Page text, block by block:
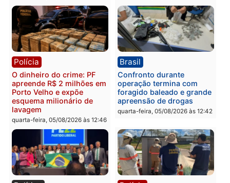
Polícia
Homem é preso após
furtar peça de picanha e
reagir a seguranças em
supermercado
quinta-feira, 06/08/2026 às 08:56
Política
Jônatas França é
na convenção e
confirmado candidato a
deputado federal pelo
Republicanos
quarta-feira, 05/08/2026 às
Brasil Política